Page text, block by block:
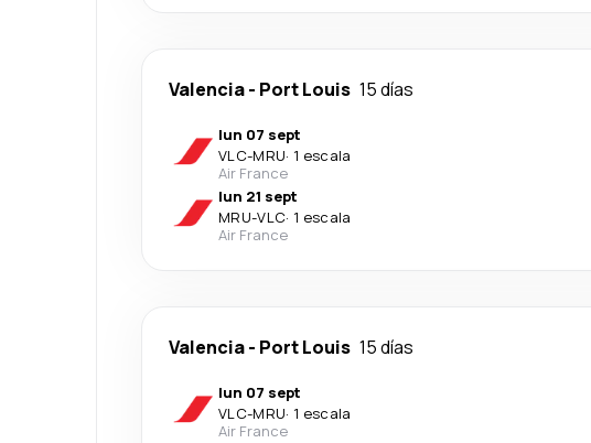
Valencia- Port Louis 15 días
lun 07 sept
VLC-MRU· 1 escala
Air France
lun 21 sept
MRU-VLC· 1 escala
Air France
Valencia- Port Louis 15 días
lun 07 sept
VLC-MRU· 1 escala
Air France